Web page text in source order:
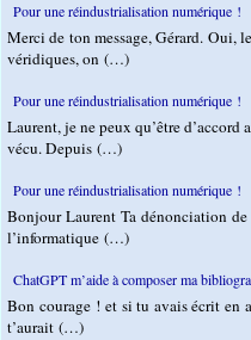
Pour une réindustrialisation numérique !
Merci de ton message, Gérard. Oui,
véridiques, on (…)
Pour une réindustrialisation numérique !
Laurent, je ne peux qu’être
vécu. Depuis (…)
Pour une réindustrialisation numérique !
Bonjour Laurent Ta dénonciation
l’informatique (…)
ChatGPT m’aide à composer ma
Bon courage ! et si tu avais écrit en
t’aurait (…)